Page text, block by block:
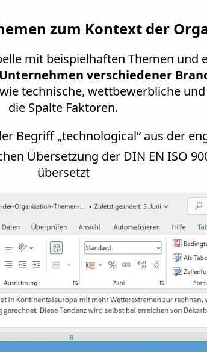
zum Kontext der
mit beispielhaften Themen und
verschiedener
technische, wettbewerbliche
die Spalte Faktoren.
Begriff „technological“ aus der
Übersetzung der DIN EN ISO
übersetzt